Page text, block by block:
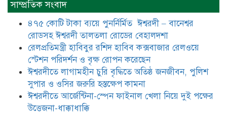
বিএনপির কেন্দ্রিয় নেতা সিরাজুল ইসলাম
সরদার
মধুমতি এক্সপ্রেস ট্রেনে রেলওয়ে জেলা
ডিবি টিমের বিশেষ অভিযানে রতন লাল
বিশ্বাসকে ৫০ বোতল কোডিন যুক্ত
সিরাপসহ গ্রেফতার
ঈশ্বরদীতে বিএনপি নেত্রীর বিরুদ্ধে জমি ও
দোকান দখলের চেষ্টার অভিযোগে সংবাদ
সাম্প্রতিক সংবাদ
৪৭৫ কোটি টাকা ব্যয়ে পুনর্নির্মিত ঈশ্বরদী – বানেশ্বর
রোডসহ ঈশ্বরদী তালতলা রোডের বেহালদশা
রেলপ্রতিমন্ত্রী হাবিবুর রশিদ হাবিব কক্সবাজার রেলওয়ে
স্টেশন পরিদর্শন ও বৃক্ষ রোপন করেছেন
ঈশ্বরদীতে লাগামহীন চুরি বৃদ্ধিতে অতিষ্ঠ জনজীবন, পুলিশ
সুপার ও ওসির জরুরি হস্তক্ষেপ কামনা ​
ঈশ্বরদীতে আর্জেন্টিনা-স্পেন ফাইনাল খেলা নিয়ে দুই পক্ষের
উত্তেজনা-ধাক্কাধাক্কি